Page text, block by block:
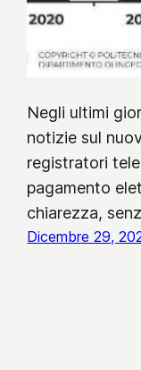
Negli ultimi
notizie sul
registratori
pagamento
chiarezza,
Dicembre 29,